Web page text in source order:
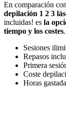
En comparación
depilación 1 2 3
incluidas! es la
tiempo y los costes.
Sesiones
Repasos
Primera
Coste
Horas